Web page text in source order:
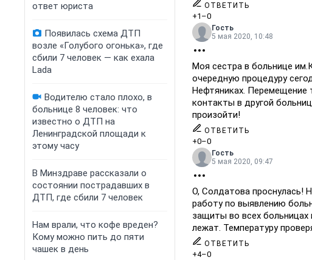
ответ юриста
Появилась схема ДТП
возле «Голубого огонька», где
сбили 7 человек — как ехала
Lada
Водителю стало плохо, в
больнице 8 человек: что
известно о ДТП на
Ленинградской площади к
этому часу
В Минздраве рассказали о
состоянии пострадавших в
ДТП, где сбили 7 человек
Нам врали, что кофе вреден?
Кому можно пить до пяти
чашек в день
ОТВЕТИТЬ
+1 –0
Гость
5 мая 2020, 10:48
Моя сестра в больнице
очередную процедуру
Нефтяниках. Перемещение
контакты в другой
произойти!
ОТВЕТИТЬ
+0–0
Гость
5 мая 2020, 09:47
О, Солдатова проснулась!
работу по выявлению
защиты во всех больницах
лежат. Температуру
ОТВЕТИТЬ
+4–0